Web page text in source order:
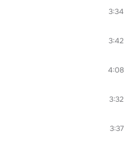
3:34
3:42
4:08
3:32
3:37